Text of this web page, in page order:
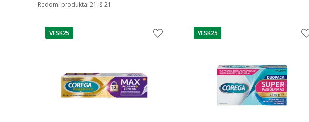
Rodomi produktai 21 iš 21
patarimas
VESK25 patarimas
VESK25